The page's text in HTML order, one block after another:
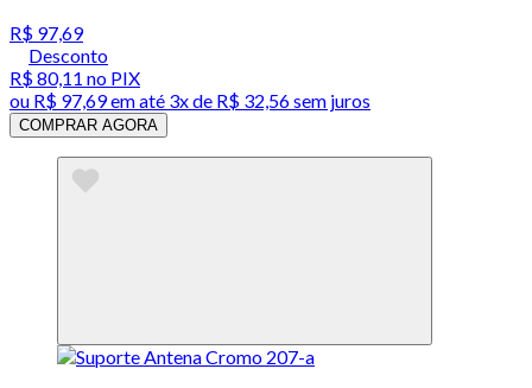
R$ 97,69
Desconto
R$ 80,11 no PIX
ou R$ 97,69em até 3x de R$ 32,56 sem juros
COMPRAR AGORA